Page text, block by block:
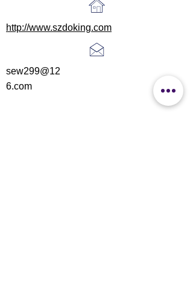
http://www.szdoking.com
sew299@12
6.com